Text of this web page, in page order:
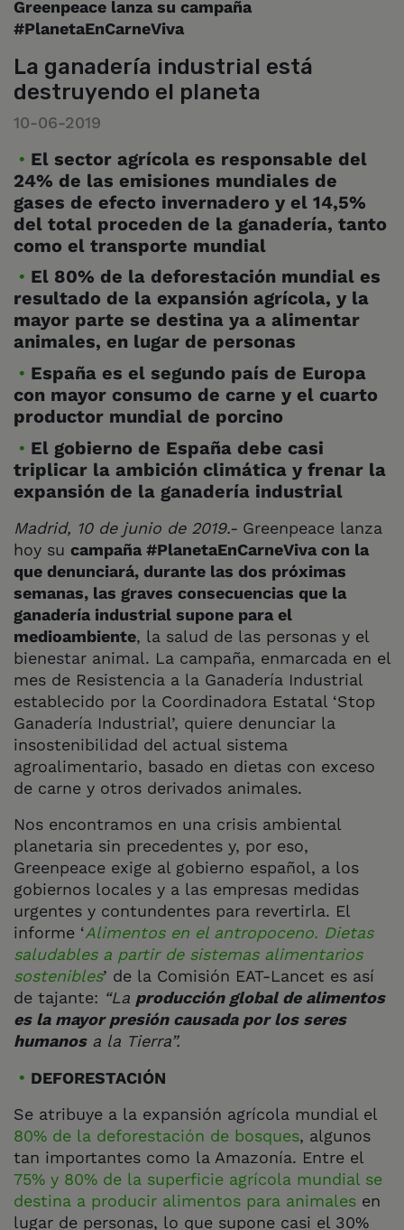
Greenpeace lanza su campaña
#PlanetaEnCarneViva
La ganadería industrial está
destruyendo el planeta
10-06-2019
El sector agrícola es responsable del
24% de las emisiones mundiales de
gases de efecto invernadero y el 14,5%
del total proceden de la ganadería, tanto
como el transporte mundial
El 80% de la deforestación mundial es
resultado de la expansión agrícola, y la
mayor parte se destina ya a alimentar
animales, en lugar de personas
España es el segundo país de Europa
con mayor consumo de carne y el cuarto
productor mundial de porcino
El gobierno de España debe casi
triplicar la ambición climática y frenar la
expansión de la ganadería industrial
Madrid, 10 de junio de 2019.- Greenpeace lanza
hoy su campaña #PlanetaEnCarneViva con la
que denunciará, durante las dos próximas
semanas, las graves consecuencias que la
ganadería industrial supone para el
medioambiente, la salud de las personas y el
bienestar animal. La campaña, enmarcada en el
mes de Resistencia a la Ganadería Industrial
establecido por la Coordinadora Estatal ‘Stop
Ganadería Industrial’, quiere denunciar la
insostenibilidad del actual sistema
agroalimentario, basado en dietas con exceso
de carne y otros derivados animales.
Nos encontramos en una crisis ambiental
planetaria sin precedentes y, por eso,
Greenpeace exige al gobierno español, a los
gobiernos locales y a las empresas medidas
urgentes y contundentes para revertirla. El
informe ‘Alimentos en el antropoceno. Dietas
saludables a partir de sistemas alimentarios
sostenibles’ de la Comisión EAT-Lancet es así
de tajante: “La producción global de alimentos
es la mayor presión causada por los seres
humanosa la Tierra”.
DEFORESTACIÓN
Se atribuye a la expansión agrícola mundial el
80% de la deforestación de bosques, algunos
tan importantes como la Amazonía. Entre el
75% y 80% de la superficie agrícola mundial se
destina a producir alimentos para animales en
lugar de personas, lo que supone casi el 30%